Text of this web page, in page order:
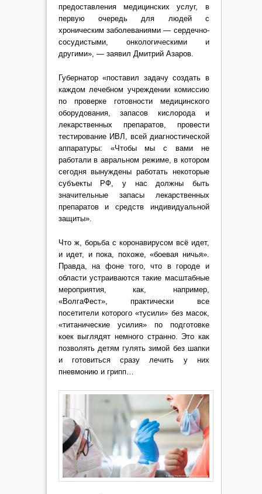
предоставления медицинских услуг, в
первую очередь для людей с
хроническим заболеваниями — сердечно-
сосудистыми, онкологическими и
другими», — заявил Дмитрий Азаров.
Губернатор «поставил задачу создать в
каждом лечебном учреждении комиссию
по проверке готовности медицинского
оборудования, запасов кислорода и
лекарственных препаратов, провести
тестирование ИВЛ, всей диагностической
аппаратуры: «Чтобы мы с вами не
работали в авральном режиме, в котором
сегодня вынуждены работать некоторые
субъекты РФ, у нас должны быть
значительные запасы лекарственных
препаратов и средств индивидуальной
защиты».
Что ж, борьба с коронавирусом всё идет,
и идет, и пока, похоже, «боевая ничья».
Правда, на фоне того, что в городе и
области устраиваются такие масштабные
мероприятия, как, например,
«ВолгаФест», практически все
посетители которого «тусили» без масок,
«титанические усилия» по подготовке
коек выглядят немного странно. Это как
позволять детям гулять зимой без шапки
и готовиться сразу лечить у них
пневмонию и грипп…